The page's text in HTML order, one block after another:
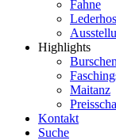
Fahne
Highlights
Maitanz
Kontakt
Suche